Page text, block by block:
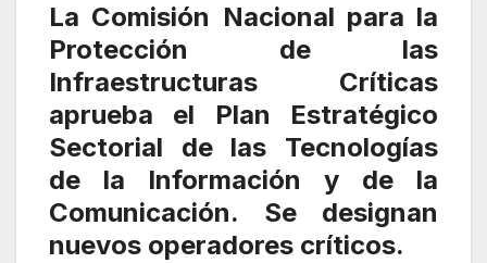
La Comisión Nacional para la
Protección de las
Infraestructuras Críticas
aprueba el Plan Estratégico
Sectorial de las Tecnologías
de la Información y de la
Comunicación. Se designan
nuevos operadores críticos.